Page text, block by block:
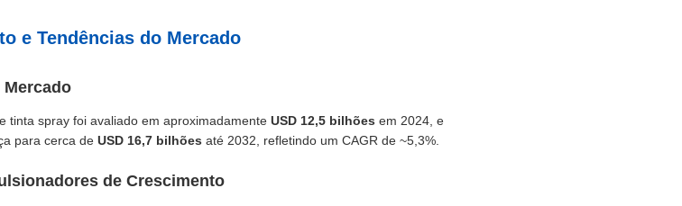
e Tendências do Mercado
Mercado
tinta spray foi avaliado em aproximadamente USD 12,5 bilhões em 2024, e
para cerca de USD 16,7 bilhões até 2032, refletindo um CAGR de ~5,3%.
de Crescimento